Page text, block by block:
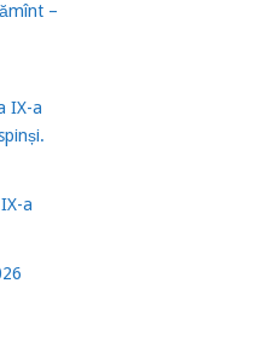
–
IX-a
a